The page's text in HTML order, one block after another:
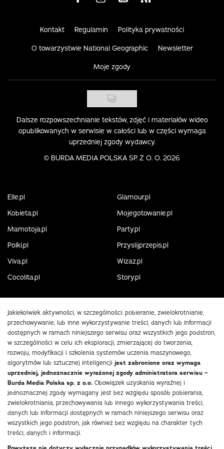
Kontakt Regulamin Polityka prywatności
O towarzystwie National Geographic Newsletter
Moje zgody
Dalsze rozpowszechnianie tekstów, zdjęć i materiałów wideo
opublikowanych w serwisie w całości lub w części wymaga
uprzedniej zgody wydawcy.
© BURDA MEDIA POLSKA SP. Z O. O. 2026
Elle.pl
Glamour.pl
Kobieta.pl
Mojegotowanie.pl
Mamotoja.pl
Party.pl
Polki.pl
Przyslijprzepis.pl
Viva.pl
Wizaz.pl
Cocolita.pl
Story.pl
Jakiekolwiek aktywności, w szczególności: pobieranie, zwielokrotnianie,
przechowywanie, lub inne wykorzystywanie treści, danych lub informacji
dostępnych w ramach niniejszego serwisu oraz wszystkich jego podstron,
w szczególności w celu ich eksploracji, zmierzającej do tworzenia,
rozwoju, modyfikacji i szkolenia systemów uczenia maszynowego,
algorytmów lub sztucznej inteligencji jest zabronione oraz wymaga
uprzedniej, jednoznacznie wyrażonej zgody administratora serwisu –
Burda Media Polska sp. z o.o. Obowiązek uzyskania wyraźnej i
jednoznacznej zgody wymagany jest bez względu sposób pobierania,
zwielokrotniania, przechowywania lub innego wykorzystywania treści,
danych lub informacji dostępnych w ramach niniejszego serwisu oraz
wszystkich jego podstron, jak również bez względu na charakter tych
treści, danych i informacji.